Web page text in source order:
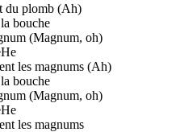
du plomb (Ah)
bouche
(Magnum, oh)
les magnums (Ah)
bouche
(Magnum, oh)
les magnums